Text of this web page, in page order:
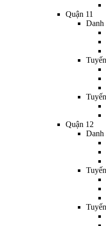
Quận 11
Danh
Quận 12
Danh